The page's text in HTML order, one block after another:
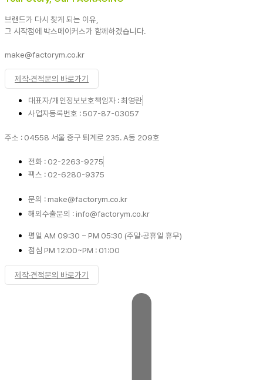
브랜드가 다시 찾게 되는 이유,
그 시작점에 박스메이커스가 함께하겠습니다.
make@factorym.co.kr
제작·견적문의 바로가기
대표자/개인정보보호책임자 : 최영란
사업자등록번호 : 507-87-03057
주소 : 04558 서울 중구 퇴계로 235. A동 209호
전화 : 02-2263-9275
팩스 : 02-6280-9375
문의 : make@factorym.co.kr
해외수출문의 : info@factorym.co.kr
평일 AM 09:30 ~ PM 05:30 (주말·공휴일 휴무)
점심 PM 12:00~PM : 01:00
제작·견적문의 바로가기